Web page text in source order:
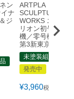
ン
ナ
ジ
ARTPLA
SCULPTURE
WORKS エヴァ
リオン初号機／
機／零号機・改“
第3新東京市”
未塗装組み立て品
発売中
¥3,960税込